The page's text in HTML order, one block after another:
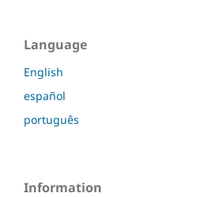
Language
English
español
português
Information